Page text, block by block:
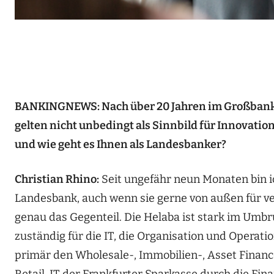
BANKINGNEWS: Nach über 20 Jahren im
gelten nicht unbedingt als Sinnbild für
und wie geht es Ihnen als Landesbanker?
Christian Rhino: Seit ungefähr neun Monaten bin
Landesbank, auch wenn sie gerne von außen für
genau das Gegenteil. Die Helaba ist stark im
zuständig für die IT, die Organisation und
primär den Wholesale-, Immobilien-, Asset